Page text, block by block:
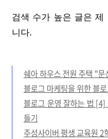
검색 수가 높은 글은 제
니다.
쉐아 하우스 전원 주택 "
블로그 마케팅을 위한 블
블로그 운영 잘하는 법 [4]
들기
주성사이버 평생 교육원 2